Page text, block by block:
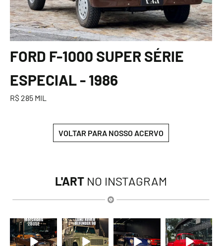
FORD F-1000 SUPER SÉRIE
ESPECIAL - 1986
R$ 285 MIL
VOLTAR PARA NOSSO ACERVO
L'ART NO INSTAGRAM
lart.br
Ago 9
lart.br
Ago 9
lart.br
Ago 9
lart.br
Ago 9